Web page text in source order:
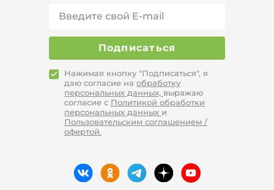
Подписаться
Нажимая кнопку "Подписаться", я
даю согласие на обработку
персональных данных, выражаю
согласие с Политикой обработки
персональных данных и
Пользовательским соглашением /
офертой.